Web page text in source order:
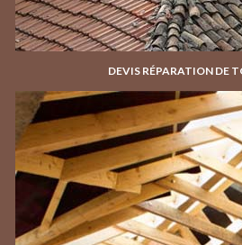
DEVIS RÉPARATION DE